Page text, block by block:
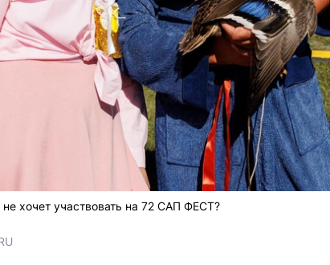
хочет участвовать на 72 САП ФЕСТ?